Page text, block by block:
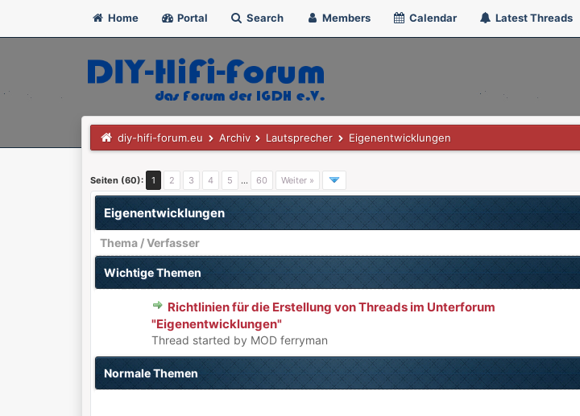
Home Portal Search Members Calendar Latest Threads
diy-hifi-forum.eu Archiv Lautsprecher Eigenentwicklungen
Seiten (60): 1 2 3 4 5 … 60 Weiter »
Eigenentwicklungen
Thema/Verfasser
Wichtige Themen
Richtlinien für die Erstellung von Threads im Unterforum
"Eigenentwicklungen"
Thread started by MOD ferryman
0 Bewertung(en) - 0 von 5 durchschnittlich
12345
Normale Themen